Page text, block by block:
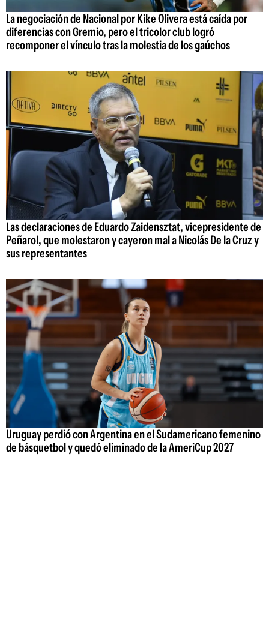
La negociación de Nacional por Kike Olivera está caída por
diferencias con Gremio, pero el tricolor club logró
recomponer el vínculo tras la molestia de los gaúchos
Las declaraciones de Eduardo Zaidensztat, vicepresidente de
Peñarol, que molestaron y cayeron mal a Nicolás De la Cruz y
sus representantes
Uruguay perdió con Argentina en el Sudamericano femenino
de básquetbol y quedó eliminado de la AmeriCup 2027